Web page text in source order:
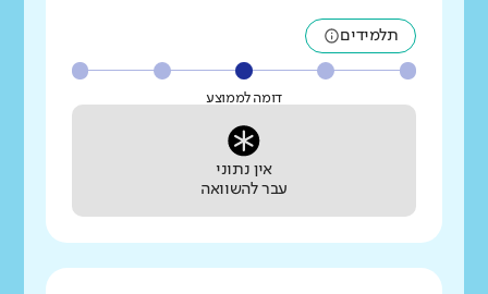
תלמידים
דומה לממוצע
אין נתוני
עבר להשוואה